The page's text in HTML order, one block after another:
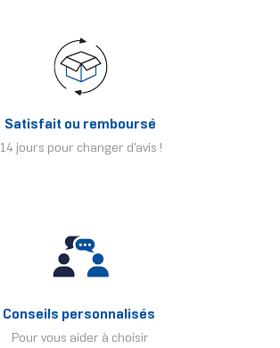
Satisfait ou remboursé
14 jours pour changer d'avis !
Conseils personnalisés
Pour vous aider à choisir